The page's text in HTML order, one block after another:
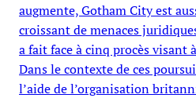
augmente, Gotham City est
croissant de menaces
a fait face à cinq procès visant
Dans le contexte de ces
l’aide de l’organisation